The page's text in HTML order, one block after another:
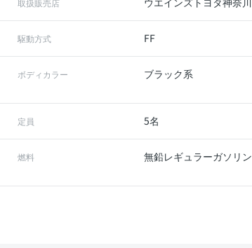
駆動方式 FF
ボディカラー ブラック系
定員 5名
燃料 無鉛レギュラーガソリン